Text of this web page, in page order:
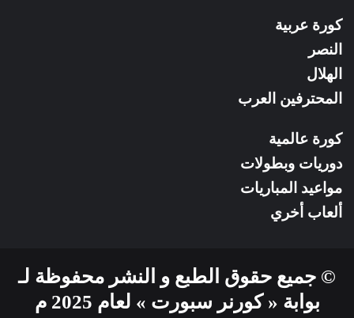
كورة عربية
النصر
الهلال
المحترفين العرب
كورة عالمية
دوريات وبطولات
مواعيد المباريات
ألعاب أخري
© جميع حقوق الطبع و النشر محفوظة لـ
بوابة « كورنر سبورت » لعام 2025 م